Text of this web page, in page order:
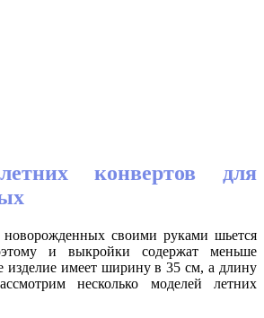
конвертов для
своими руками шьется
и выкройки содержат меньше
изделие имеет ширину в 35 см, а длину
несколько моделей летних